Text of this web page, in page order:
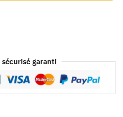
sécurisé garanti